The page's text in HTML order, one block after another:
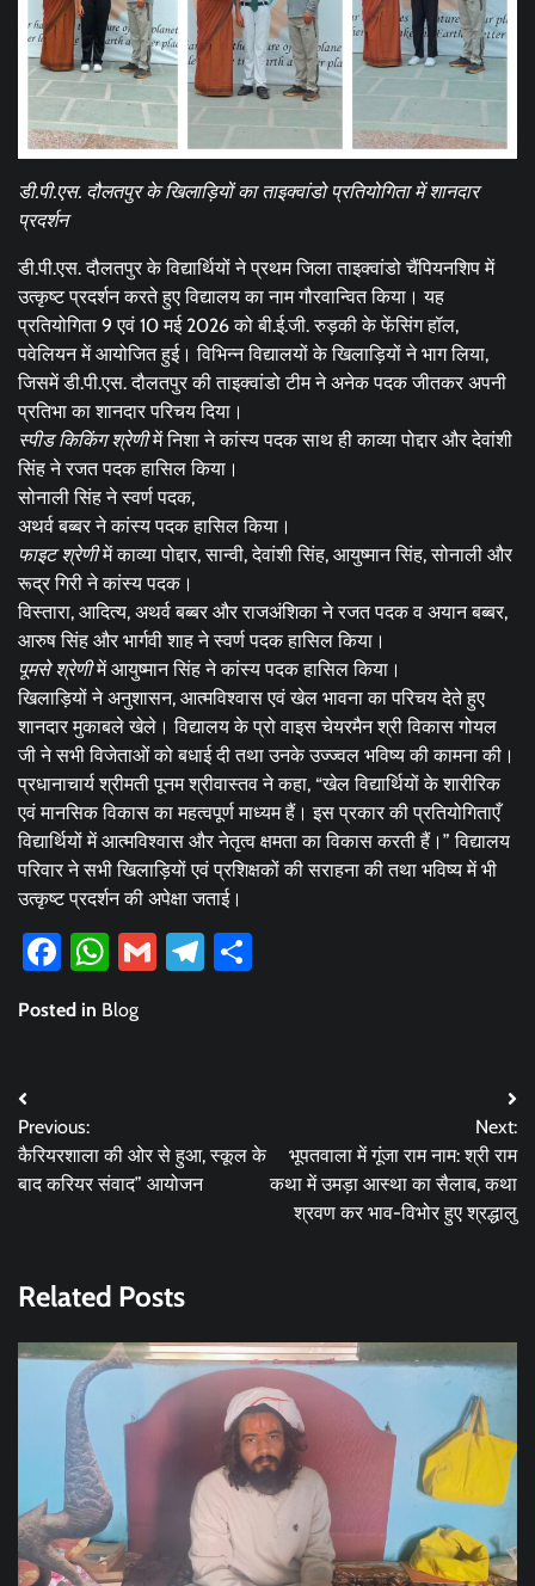
डी.पी.एस. दौलतपुर के खिलाड़ियों का ताइक्वांडो प्रतियोगिता में शानदार
प्रदर्शन
डी.पी.एस. दौलतपुर के विद्यार्थियों ने प्रथम जिला ताइक्वांडो चैंपियनशिप में
उत्कृष्ट प्रदर्शन करते हुए विद्यालय का नाम गौरवान्वित किया। यह
प्रतियोगिता 9 एवं 10 मई 2026 को बी.ई.जी. रुड़की के फेंसिंग हॉल,
पवेलियन में आयोजित हुई। विभिन्न विद्यालयों के खिलाड़ियों ने भाग लिया,
जिसमें डी.पी.एस. दौलतपुर की ताइक्वांडो टीम ने अनेक पदक जीतकर अपनी
प्रतिभा का शानदार परिचय दिया।
स्पीड किकिंग श्रेणीमें निशा ने कांस्य पदक साथ ही काव्या पोद्दार और देवांशी
सिंह ने रजत पदक हासिल किया।
सोनाली सिंह ने स्वर्ण पदक,
अथर्व बब्बर ने कांस्य पदक हासिल किया।
फाइट श्रेणीमें काव्या पोद्दार, सान्वी, देवांशी सिंह, आयुष्मान सिंह, सोनाली और
रूद्र गिरी ने कांस्य पदक।
विस्तारा, आदित्य, अथर्व बब्बर और राजअंशिका ने रजत पदक व अयान बब्बर,
आरुष सिंह और भार्गवी शाह ने स्वर्ण पदक हासिल किया।
पूमसे श्रेणीमें आयुष्मान सिंह ने कांस्य पदक हासिल किया।
खिलाड़ियों ने अनुशासन, आत्मविश्वास एवं खेल भावना का परिचय देते हुए
शानदार मुकाबले खेले। विद्यालय के प्रो वाइस चेयरमैन श्री विकास गोयल
जी ने सभी विजेताओं को बधाई दी तथा उनके उज्ज्वल भविष्य की कामना की।
प्रधानाचार्य श्रीमती पूनम श्रीवास्तव ने कहा, “खेल विद्यार्थियों के शारीरिक
एवं मानसिक विकास का महत्वपूर्ण माध्यम हैं। इस प्रकार की प्रतियोगिताएँ
विद्यार्थियों में आत्मविश्वास और नेतृत्व क्षमता का विकास करती हैं।” विद्यालय
परिवार ने सभी खिलाड़ियों एवं प्रशिक्षकों की सराहना की तथा भविष्य में भी
उत्कृष्ट प्रदर्शन की अपेक्षा जताई।
Facebook
WhatsApp
GmailTelegram
Posted in Blog
Post
navigation
Previous:
कैरियरशाला की ओर से हुआ, स्कूल के
बाद करियर संवाद” आयोजन
Next:
भूपतवाला में गूंजा राम नाम: श्री राम
कथा में उमड़ा आस्था का सैलाब, कथा
श्रवण कर भाव-विभोर हुए श्रद्धालु
Related Posts